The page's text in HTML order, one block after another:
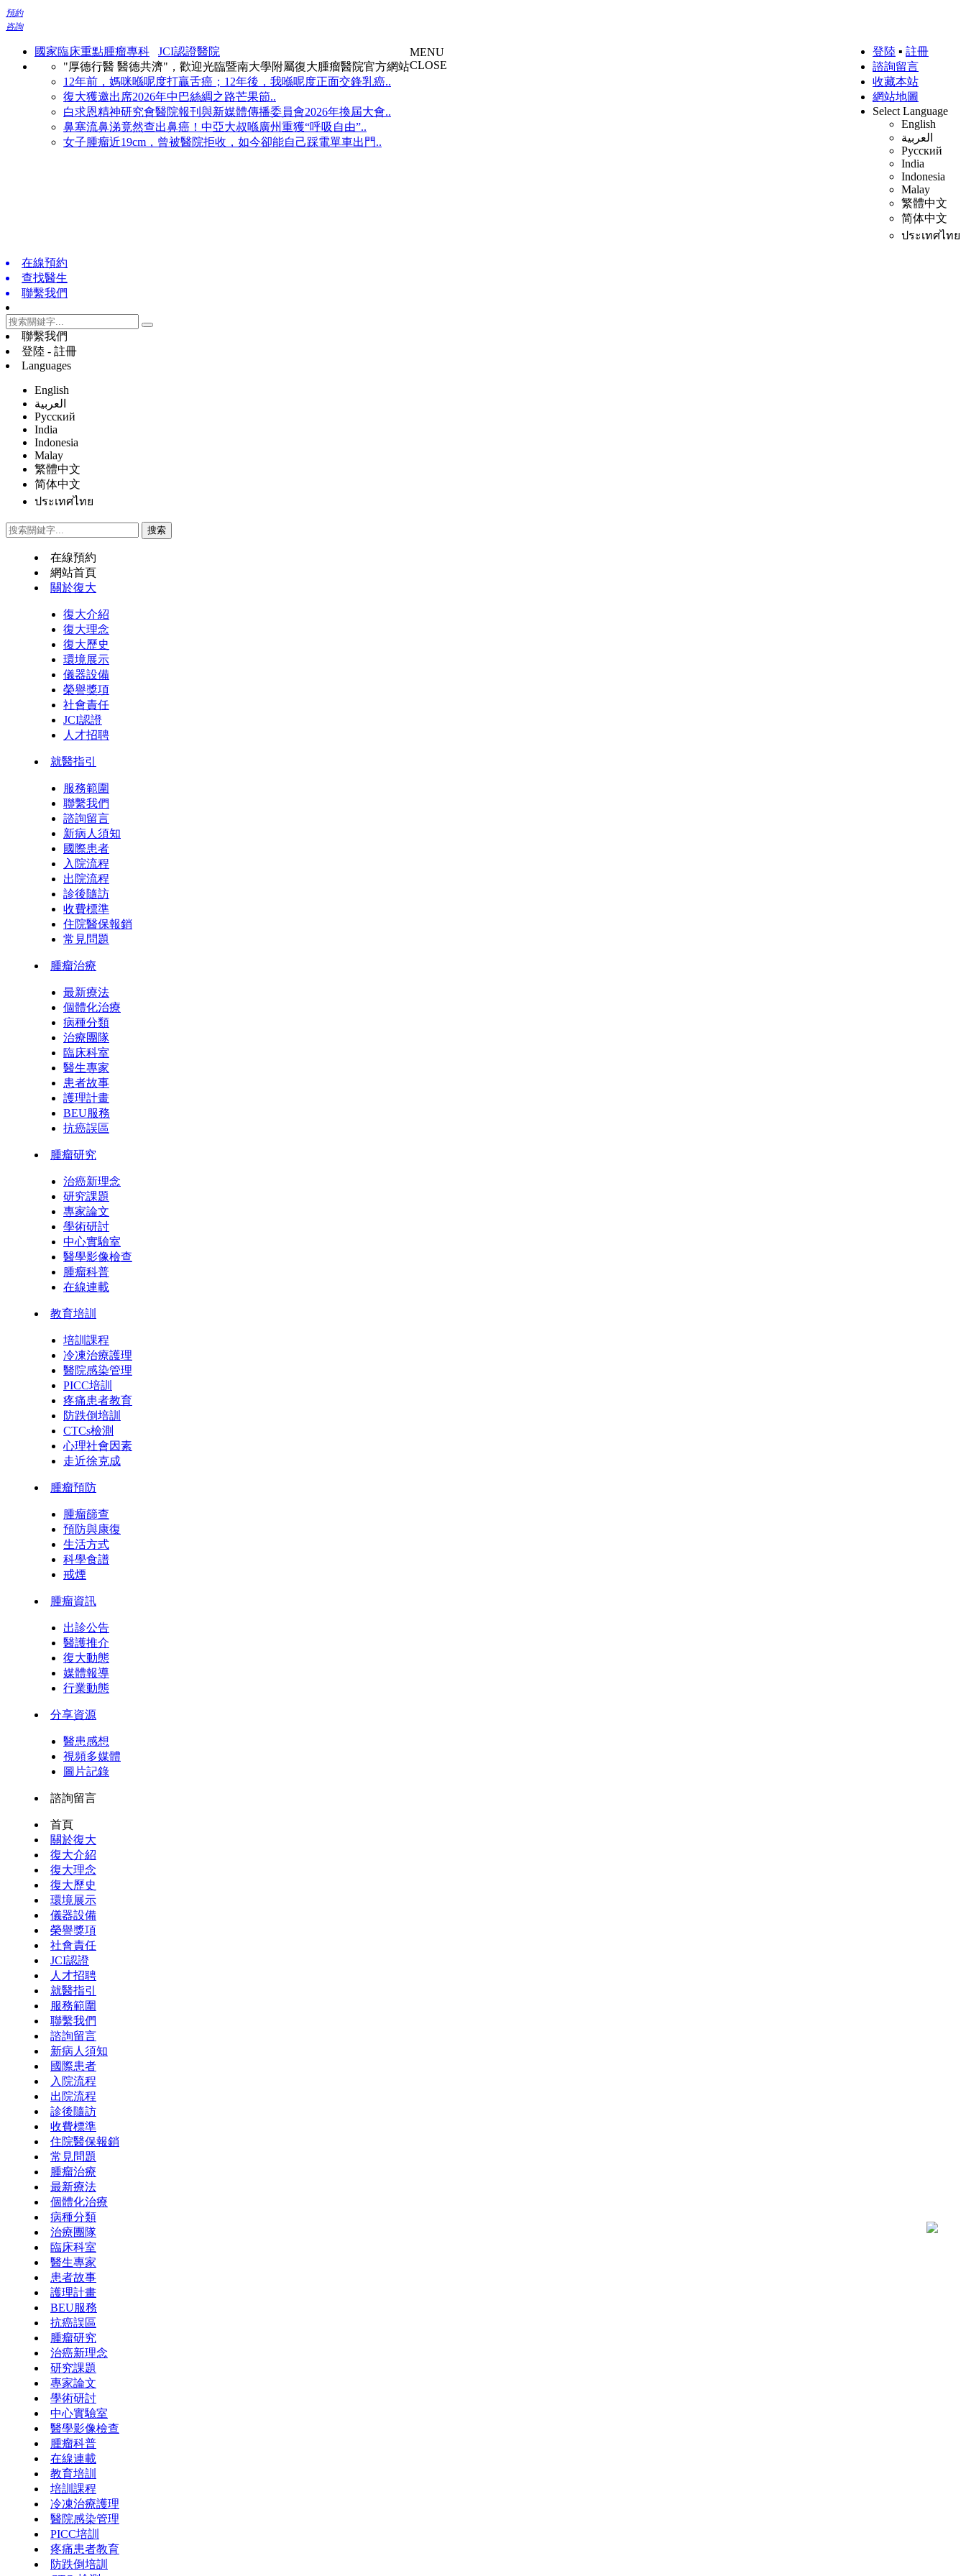
預約
咨詢
國家臨床重點腫瘤專科
JCI認證醫院
"厚德行醫 醫德共濟"，歡迎光臨暨南大學附屬復大腫瘤醫院官方網站
12年前，媽咪喺呢度打贏舌癌；12年後，我喺呢度正面交鋒乳癌..
復大獲邀出席2026年中巴絲綢之路芒果節..
白求恩精神研究會醫院報刊與新媒體傳播委員會2026年換屆大會..
鼻塞流鼻涕竟然查出鼻癌！中亞大叔喺廣州重獲“呼吸自由”..
女子腫瘤近19cm，曾被醫院拒收，如今卻能自己踩電單車出門..
登陸 ▪ 註冊
諮詢留言
收藏本站
網站地圖
Select Language
English
العربية
Русский
India
Indonesia
Malay
繁體中文
简体中文
ประเทศไทย
MENU
CLOSE
在線預約
查找醫生
聯繫我們
聯繫我們
登陸 - 註冊
Languages
English
العربية
Русский
India
Indonesia
Malay
繁體中文
简体中文
ประเทศไทย
在線預約
網站首頁
關於復大
復大介紹
復大理念
復大歷史
環境展示
儀器設備
榮譽獎項
社會責任
JCI認證
人才招聘
就醫指引
服務範圍
聯繫我們
諮詢留言
新病人須知
國際患者
入院流程
出院流程
診後隨訪
收費標準
住院醫保報銷
常見問題
腫瘤治療
最新療法
個體化治療
病種分類
治療團隊
臨床科室
醫生專家
患者故事
護理計畫
BEU服務
抗癌誤區
腫瘤研究
治癌新理念
研究課題
專家論文
學術研討
中心實驗室
醫學影像檢查
腫瘤科普
在線連載
教育培訓
培訓課程
冷凍治療護理
醫院感染管理
PICC培訓
疼痛患者教育
防跌倒培訓
CTCs檢測
心理社會因素
走近徐克成
腫瘤預防
腫瘤篩查
預防與康復
生活方式
科學食譜
戒煙
腫瘤資訊
出診公告
醫護推介
復大動態
媒體報導
行業動態
分享資源
醫患感想
視頻多媒體
圖片記錄
諮詢留言
首頁
關於復大
復大介紹
復大理念
復大歷史
環境展示
儀器設備
榮譽獎項
社會責任
JCI認證
人才招聘
就醫指引
服務範圍
聯繫我們
諮詢留言
新病人須知
國際患者
入院流程
出院流程
診後隨訪
收費標準
住院醫保報銷
常見問題
腫瘤治療
最新療法
個體化治療
病種分類
治療團隊
臨床科室
醫生專家
患者故事
護理計畫
BEU服務
抗癌誤區
腫瘤研究
治癌新理念
研究課題
專家論文
學術研討
中心實驗室
醫學影像檢查
腫瘤科普
在線連載
教育培訓
培訓課程
冷凍治療護理
醫院感染管理
PICC培訓
疼痛患者教育
防跌倒培訓